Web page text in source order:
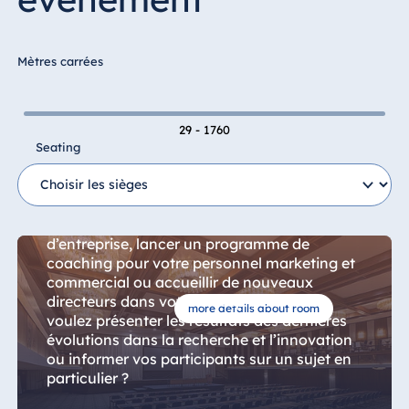
Hotel Bonn
Hotel Darmstadt
Hotel Frankfurt
Hotel am
Schlossgarten
Airport Hotel
Hannover
Hotel Ingolstadt
Hotel Bellevue
Kiel
Hotel Köln
Mètres carrées
29 - 1760
Seating
more details about room
Salle Maritim
d’entreprise, lancer un programme de
coaching pour votre personnel marketing et
commercial ou accueillir de nouveaux
directeurs dans votre entreprise ? Vous
voulez présenter les résultats des dernières
évolutions dans la recherche et l’innovation
ou informer vos participants sur un sujet en
particulier ?